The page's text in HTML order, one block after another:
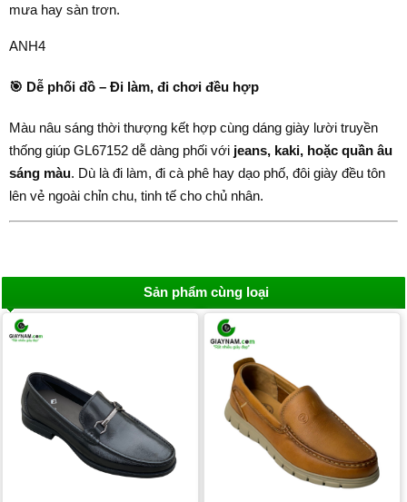
mưa hay sàn trơn.
ANH4
🎯 Dễ phối đồ – Đi làm, đi chơi đều hợp
Màu nâu sáng thời thượng kết hợp cùng dáng giày lười truyền
thống giúp GL67152 dễ dàng phối với jeans, kaki, hoặc quần âu
sáng màu. Dù là đi làm, đi cà phê hay dạo phố, đôi giày đều tôn
lên vẻ ngoài chỉn chu, tinh tế cho chủ nhân.
Sản phẩm cùng loại